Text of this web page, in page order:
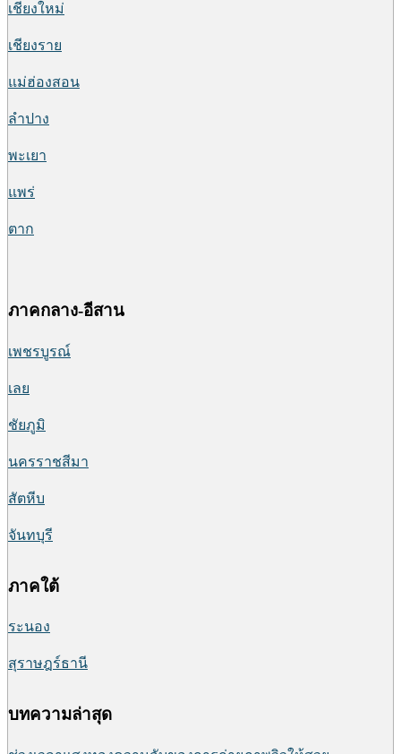
เชียงใหม่
เชียงราย
แม่ฮ่องสอน
ลำปาง
พะเยา
แพร่
ตาก
ภาคกลาง-อีสาน
เพชรบูรณ์
เลย
ชัยภูมิ
นครราชสีมา
สัตหีบ
จันทบุรี
ภาคใต้
ระนอง
สุราษฎร์ธานี
บทความล่าสุด